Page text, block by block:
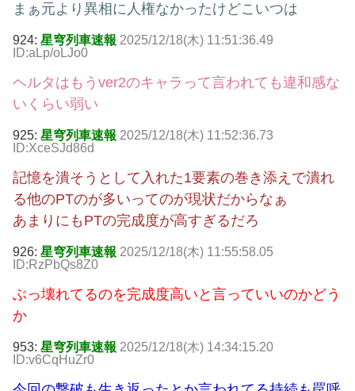
まぁ元より異相に人権なかったけどこいつは
924: 星穹列車速報 2025/12/18(木) 11:51:36.49
ID:aLp/oLJo0
ヘルタはもうver2のキャラって言われても違和感な
いくらい弱い
925: 星穹列車速報 2025/12/18(木) 11:52:36.73
ID:XceSJd86d
記憶を潰そうとして入れた1要素の巻き添えで潰れ
る他のPTのが多いってのが現状だからなぁ
あまりにもPTの完成度が高すぎるだろ
926: 星穹列車速報 2025/12/18(木) 11:55:58.05
ID:RzPbQs8Z0
ぶっ壊れてるのを完成度高いと言っていいのかどう
か
953: 星穹列車速報 2025/12/18(木) 14:34:15.20
ID:v6CqHuZr0